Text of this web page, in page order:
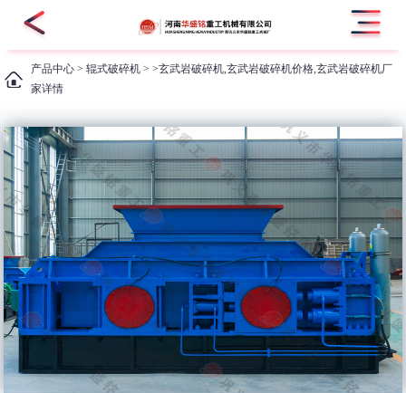
产品中心 >辊式破碎机 > >玄武岩破碎机,玄武岩破碎机价格,玄武岩破碎机厂
家详情